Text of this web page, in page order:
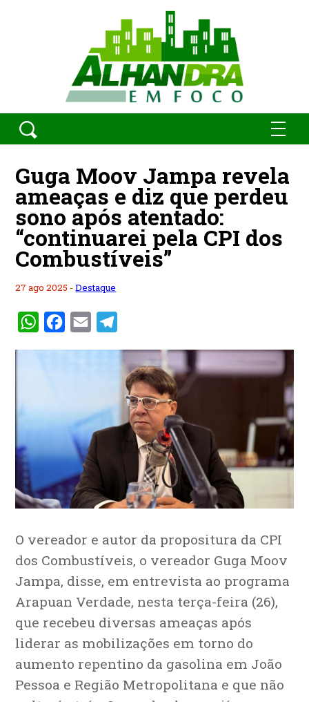
Guga Moov Jampa revela
ameaças e diz que perdeu
sono após atentado:
“continuarei pela CPI dos
Combustíveis”
27 ago 2025 -Destaque
WhatsAppFacebook
Email
O vereador e autor da propositura da CPI
dos Combustíveis, o vereador Guga Moov
Jampa, disse, em entrevista ao programa
Arapuan Verdade, nesta terça-feira (26),
que recebeu diversas ameaças após
liderar as mobilizações em torno do
aumento repentino da gasolina em João
Pessoa e Região Metropolitana e que não